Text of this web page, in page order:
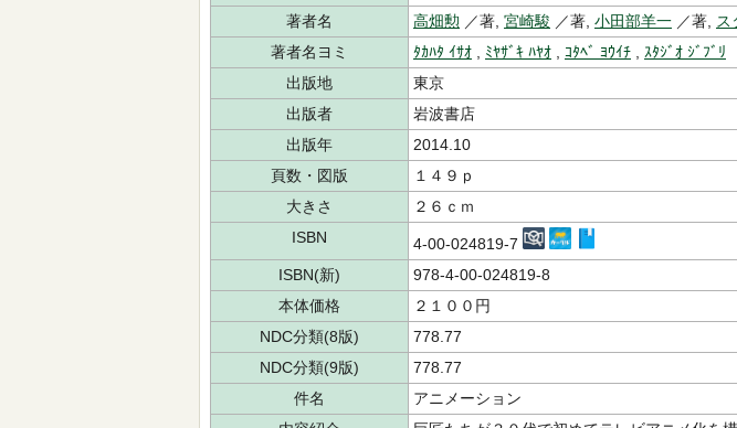
著者名
高畑勲 ／著, 宮崎駿 ／著, 小田部羊一 ／著, ス
著者名ヨミ
ﾀｶﾊﾀ ｲｻｵ ﾐﾔｻﾞｷ ﾊﾔｵ ｺﾀﾍﾞ ﾖｳｲﾁ
ｽﾀｼﾞｵ ｼﾞﾌﾞﾘ
出版地
東京
出版者
岩波書店
出版年
2014.10
頁数・図版
１４９ｐ
大きさ
２６ｃｍ
ISBN
4-00-024819-7
ISBN(新)
978-4-00-024819-8
本体価格
２１００円
NDC分類(8版)
778.77
NDC分類(9版)
778.77
件名
アニメーション